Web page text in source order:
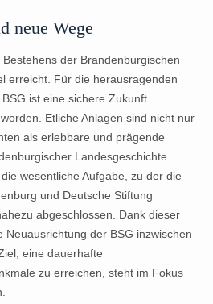
neue Wege
der Brandenburgischen
erreicht. Für die herausragenden
ist eine sichere Zukunft
Etliche Anlagen sind nicht nur
als erlebbare und prägende
Landesgeschichte
wesentliche Aufgabe, zu der die
und Deutsche Stiftung
abgeschlossen. Dank dieser
Neuausrichtung der BSG inzwischen
eine dauerhafte
zu erreichen, steht im Fokus